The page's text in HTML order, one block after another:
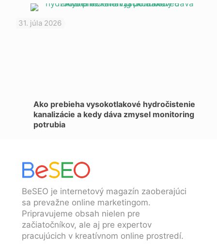
31. júla 2026
Ako prebieha vysokotlakové hydročistenie
kanalizácie a kedy dáva zmysel monitoring
potrubia
BeSEO je internetový magazín zaoberajúci
sa prevažne online marketingom.
Pripravujeme obsah nielen pre
začiatočníkov, ale aj pre expertov
pracujúcich v kreatívnom online prostredí.